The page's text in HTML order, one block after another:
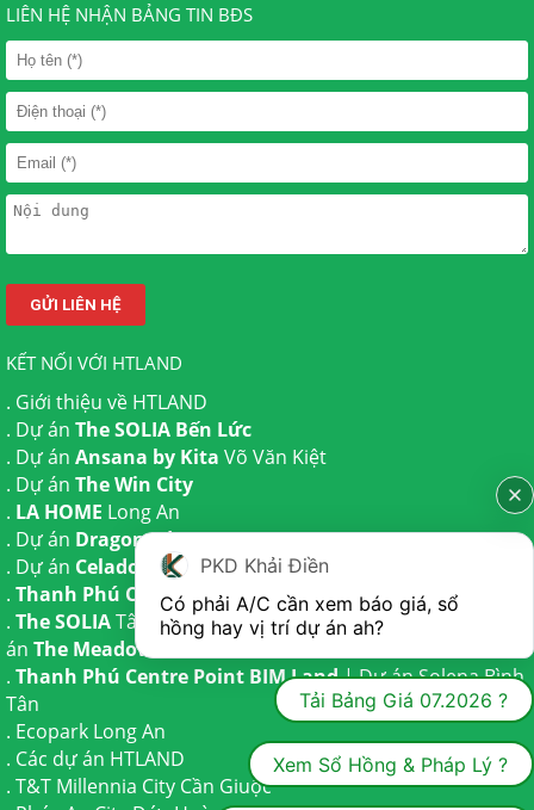
LIÊN HỆ NHẬN BẢNG TIN BĐS
KẾT NỐI VỚI HTLAND
. Giới thiệu về HTLAND
. Dự án The SOLIA Bến Lức
. Dự án Ansana by Kita Võ Văn Kiệt
. Dự án The Win City
. LA HOME Long An
. Dự án Dragon Eden Long An
. Dự án Celadon City
Tân Phú
. Thanh Phú Centre PointBến Lức
. The SOLIATây Ninh | Dự ánThe AGULATrần Anh và Dự
án The Meadow
. Thanh Phú Centre Point BIM Land| Dự ánSolena Bình
Tân
. Ecopark Long An
. Các dự án HTLAND
. T&T Millennia City Cần Giuộc
PKD Khải Điền
Có phải A/C cần xem báo giá, sổ
hồng hay vị trí dự án ah?
Tải Bảng Giá 07.2026 ?
Xem Sổ Hồng & Pháp Lý ?